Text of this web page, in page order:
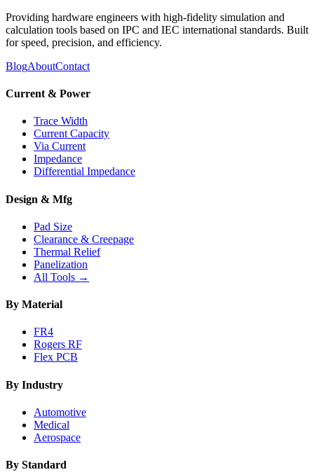
Providing hardware engineers with high-fidelity simulation and
calculation tools based on IPC and IEC international standards. Built
for speed, precision, and efficiency.
BlogAboutContact
Current & Power
Trace Width
Current Capacity
Via Current
Impedance
Differential Impedance
Design & Mfg
Pad Size
Clearance & Creepage
Thermal Relief
Panelization
All Tools →
By Material
FR4
Rogers RF
Flex PCB
By Industry
Automotive
Medical
Aerospace
By Standard